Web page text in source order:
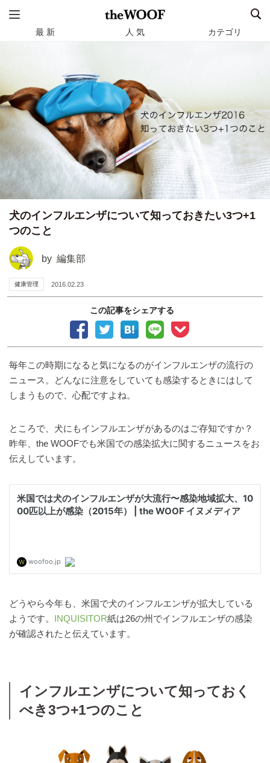
最 新 人 気 カテゴリ
犬のインフルエンザについて知っておきたい3つ+1
つのこと
by 編集部
健康管理 2016.02.23
この記事をシェアする
毎年この時期になると気になるのがインフルエンザの流行の
ニュース。どんなに注意をしていても感染するときにはして
しまうもので、心配ですよね。
ところで、犬にもインフルエンザがあるのはご存知ですか？
昨年、the WOOFでも米国での感染拡大に関するニュースをお
伝えしています。
どうやら今年も、米国で犬のインフルエンザが拡大している
ようです。 INQUISITOR紙は26の州でインフルエンザの感染
が確認されたと伝えています。
インフルエンザについて知っておく
べき3つ+1つのこと